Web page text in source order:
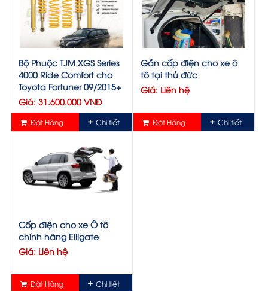
Bộ Phuộc TJM XGS Series
4000 Ride Comfort cho
Toyota Fortuner 09/2015+
Giá: 31.600.000 VNĐ
Đặt Hàng Chi tiết
Gắn cốp điện cho xe ô
tô tại thủ đức
Giá: Liên hệ
Đặt Hàng Chi tiết
Cốp điện cho xe Ô tô
chính hãng Elligate
Giá: Liên hệ
Đặt Hàng Chi tiết